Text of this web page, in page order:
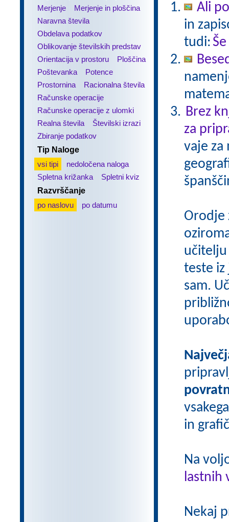
Merjenje
Merjenje in ploščina
Naravna števila
Obdelava podatkov
Oblikovanje številskih predstav
Orientacija v prostoru
Ploščina
Poštevanka
Potence
Prostornina
Racionalna števila
Računske operacije
Računske operacije z ulomki
Realna števila
Številski izrazi
Zbiranje podatkov
Tip Naloge
vsi tipi
nedoločena naloga
Spletna križanka
Spletni kviz
Razvrščanje
po naslovu
po datumu
Ali
in
tudi:
Brez
za
vaje za
Orodje
učitelju
teste iz
sam.
in
Na
lastnih
Nekaj